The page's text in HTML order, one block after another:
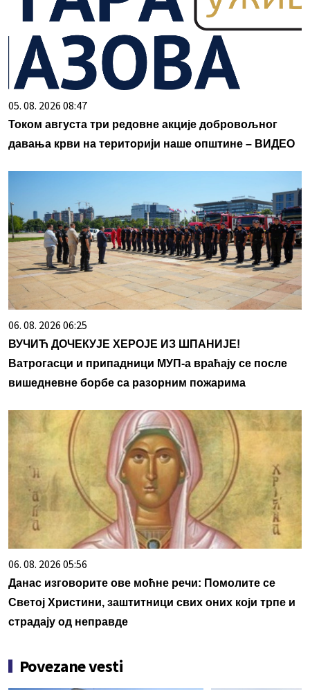
05. 08. 2026 08:47
Током августа три редовне акције добровољног
давања крви на територији наше општине – ВИДЕО
06. 08. 2026 06:25
ВУЧИЋ ДОЧЕКУЈЕ ХЕРОЈЕ ИЗ ШПАНИЈЕ!
Ватрогасци и припадници МУП-а враћају се после
вишедневне борбе са разорним пожарима
06. 08. 2026 05:56
Данас изговорите ове моћне речи: Помолите се
Светој Христини, заштитници свих оних који трпе и
страдају од неправде
Povezane vesti